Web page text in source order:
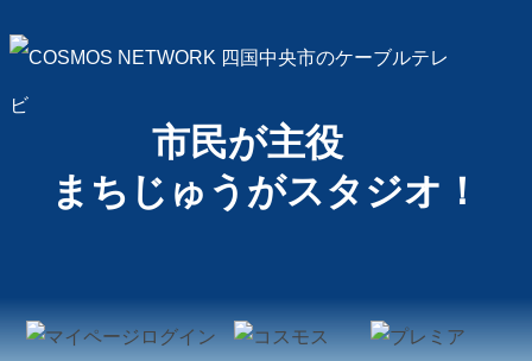
市民が主役
まちじゅうがスタジオ！